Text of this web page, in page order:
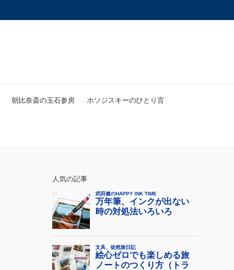
朝比奈斎の玉石参房 ホソジスキーのひとり言
人気の記事